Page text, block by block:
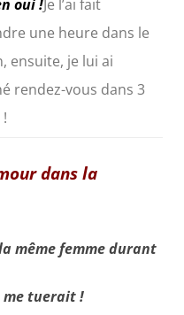
oui !Je l’ai fait
une heure dans le
ensuite, je lui ai
rendez-vous dans 3
dans la
même femme durant
me tuerait !